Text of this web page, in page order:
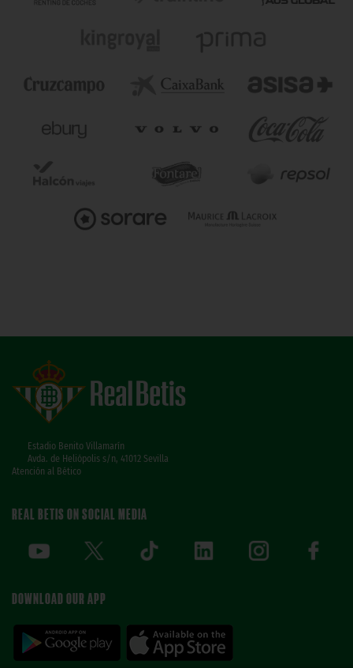
Estadio Benito Villamarín
Avda. de Heliópolis s/n, 41012 Sevilla
Atención al Bético
REAL BETIS ON SOCIAL MEDIA
DOWNLOAD OUR APP